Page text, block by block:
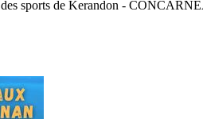
sports de Kerandon -